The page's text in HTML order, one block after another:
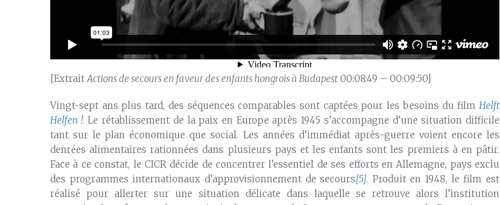
[ExtraitActions de secours en faveur des enfants hongrois à Budapest 00:08:49 – 00:09:50]
Vingt-sept ans plus tard, des séquences comparables sont captées pour les besoins du film Helft
Helfen !. Le rétablissement de la paix en Europe après 1945 s’accompagne d’une situation difficile
tant sur le plan économique que social. Les années d’immédiat après-guerre voient encore les
denrées alimentaires rationnées dans plusieurs pays et les enfants sont les premiers à en pâtir.
Face à ce constat, le CICR décide de concentrer l’essentiel de ses efforts en Allemagne, pays exclu
des programmes internationaux d’approvisionnement de secours[5]. Produit en 1948, le film est
réalisé pour allerter sur une situation délicate dans laquelle se retrouve alors l’institution